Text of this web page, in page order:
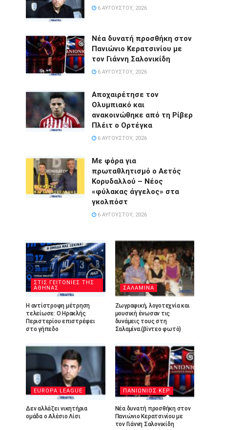
6 ΑΥΓΟΎΣΤΟΥ, 2026
Νέα δυνατή προσθήκη στον
Πανιώνιο Κερατσινίου με
τον Γιάννη Σαλονικίδη
6 ΑΥΓΟΎΣΤΟΥ, 2026
Αποχαιρέτησε τον
Ολυμπιακό και
ανακοινώθηκε από τη Ρίβερ
Πλέιτ ο Ορτέγκα
6 ΑΥΓΟΎΣΤΟΥ, 2026
Με φόρα για
πρωταθλητισμό ο Αετός
Κορυδαλλού – Νέος
«φύλακας άγγελος» στα
γκολπόστ
6 ΑΥΓΟΎΣΤΟΥ, 2026
ΣΤΙΣ ΓΕΙΤΟΝΙΕΣ ΤΗΣ
ΑΘΗΝΑΣ
Η αντίστροφη μέτρηση
τελείωσε: Ο Ηρακλής
Περιστερίου επιστρέφει
στο γήπεδο
ΣΑΛΑΜΙΝΑ
Ζωγραφική, λογοτεχνία και
μουσική ένωσαν τις
δυνάμεις τους στη
Σαλαμίνα.(βίντεο φωτό)
EUROPA LEAGUE
Δεν αλλάζει νικητήρια
ομάδα ο Αλέσιο Λίσι
ΠΑΝΙΩΝΙΟΣ ΚΕΡ
Νέα δυνατή προσθήκη στον
Πανιώνιο Κερατσινίου με
τον Γιάννη Σαλονικίδη